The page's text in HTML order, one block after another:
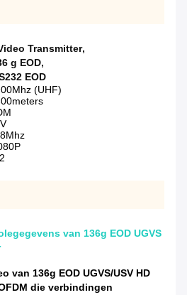
Transmitter,
g EOD,
EOD
(UHF)
van 136g EOD UGVS
van 136g EOD UGVS/USV HD
die verbindingen